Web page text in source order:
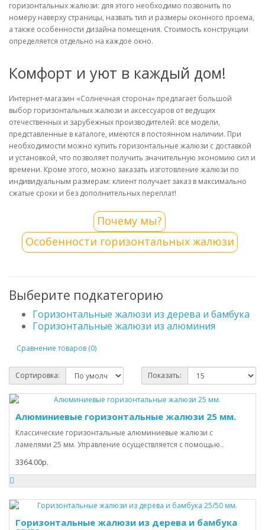
горизонтальных жалюзи: для этого необходимо позвонить по
номеру наверху страницы, назвать тип и размеры оконного проема,
а также особенности дизайна помещения. Стоимость конструкции
определяется отдельно на каждое окно.
Комфорт и уют в каждый дом!
Интернет-магазин «Солнечная сторона» предлагает большой
выбор горизонтальных жалюзи и аксессуаров от ведущих
отечественных и зарубежных производителей: все модели,
представленные в каталоге, имеются в постоянном наличии. При
необходимости можно купить горизонтальные жалюзи с доставкой
и установкой, что позволяет получить значительную экономию сил и
времени. Кроме этого, можно заказать изготовление жалюзи по
индивидуальным размерам: клиент получает заказ в максимально
сжатые сроки и без дополнительных переплат!
Почему мы?
Особенности горизонтальных жалюзи
Выберите подкатегорию
Горизонтальные жалюзи из дерева и бамбука
Горизонтальные жалюзи из алюминия
Сравнение товаров (0)
Сортировка: Показать:
Алюминиевые горизонтальные жалюзи 25 мм.
Классические горизонтальные алюминиевые жалюзи с
ламелями 25 мм. Управление осуществляется с помощью..
3364.00р.
Горизонтальные жалюзи из дерева и бамбука